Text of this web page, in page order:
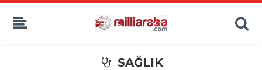
SAĞLIK